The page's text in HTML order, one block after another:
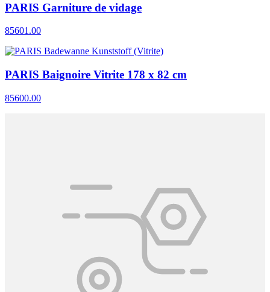
PARIS Garniture de vidage
85601.00
PARIS Baignoire Vitrite 178 x 82 cm
85600.00